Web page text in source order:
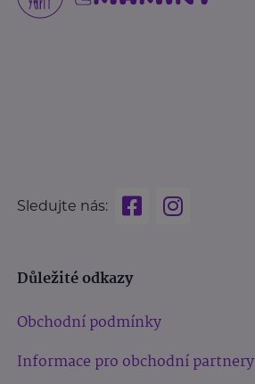
Sledujte nás:
Důležité odkazy
Obchodní podmínky
Informace pro obchodní partnery